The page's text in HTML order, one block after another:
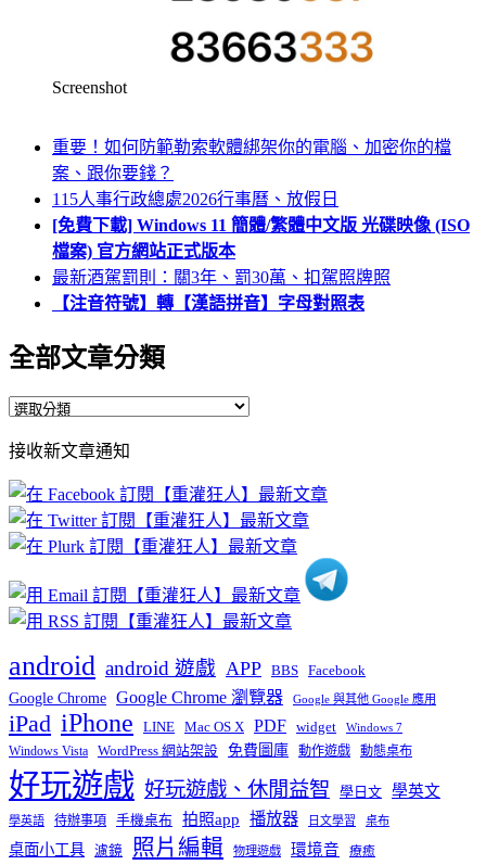
Screenshot
重要！如何防範勒索軟體綁架你的電腦、加密你的檔
案、跟你要錢？
115人事行政總處2026行事曆、放假日
[免費下載] Windows 11 簡體/繁體中文版 光碟映像 (ISO
檔案) 官方網站正式版本
最新酒駕罰則：關3年、罰30萬、扣駕照牌照
【注音符號】轉【漢語拼音】字母對照表
全部文章分類
全
文
章
分
類
接收新文章通知
android android 遊戲 APP BBS Facebook
Google Chrome Google Chrome 瀏覽器 Google 與其他 Google 應用
iPad iPhone LINE Mac OS X PDF widget Windows 7
Windows Vista WordPress 網站架設 免費圖庫 動作遊戲 動態桌布
好玩遊戲 好玩遊戲、休閒益智 學日文 學英文
學英語 待辦事項 手機桌布 拍照app 播放器 日文學習 桌布
桌面小工具 濾鏡 照片編輯 物理遊戲 環境音 療癒